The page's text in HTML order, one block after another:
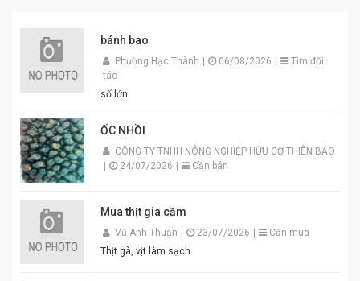
bánh bao
Phường Hạc Thành 06/08/2026
Tìm đối
tác
số lớn
ỐC NHỒI
CÔNG TY TNHH NÔNG NGHIỆP HỮU CƠ THIÊN BẢO
24/07/2026 Cần bán
Mua thịt gia cầm
Vũ Anh Thuận 23/07/2026
Cần mua
Thịt gà, vịt làm sạch